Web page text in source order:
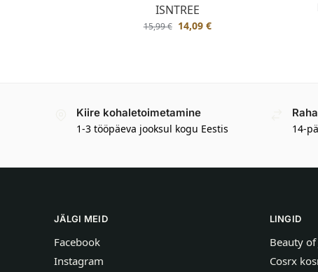
ISNTREE
15,99€ 14,09 €
Kiire kohaletoimetamine
1-3 tööpäeva jooksul kogu Eestis
14-
JÄLGI MEID
Facebook
Instagram
LINGID
Beauty
Cosrx